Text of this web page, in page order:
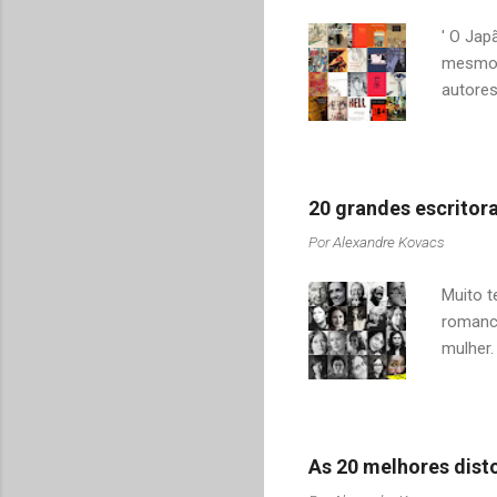
' O
da
para
Pouco
20 grandes
PorAlexandre Kovacs
Muito
As 20 melhores